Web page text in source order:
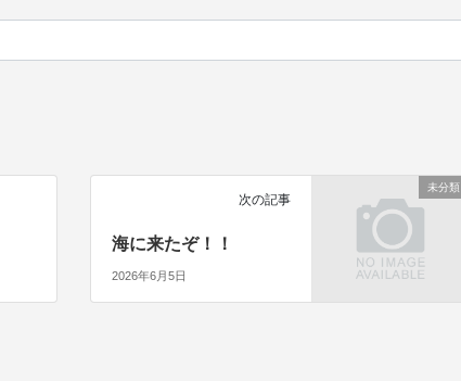
未分類
次の記事
海に来たぞ！！
2026年6月5日